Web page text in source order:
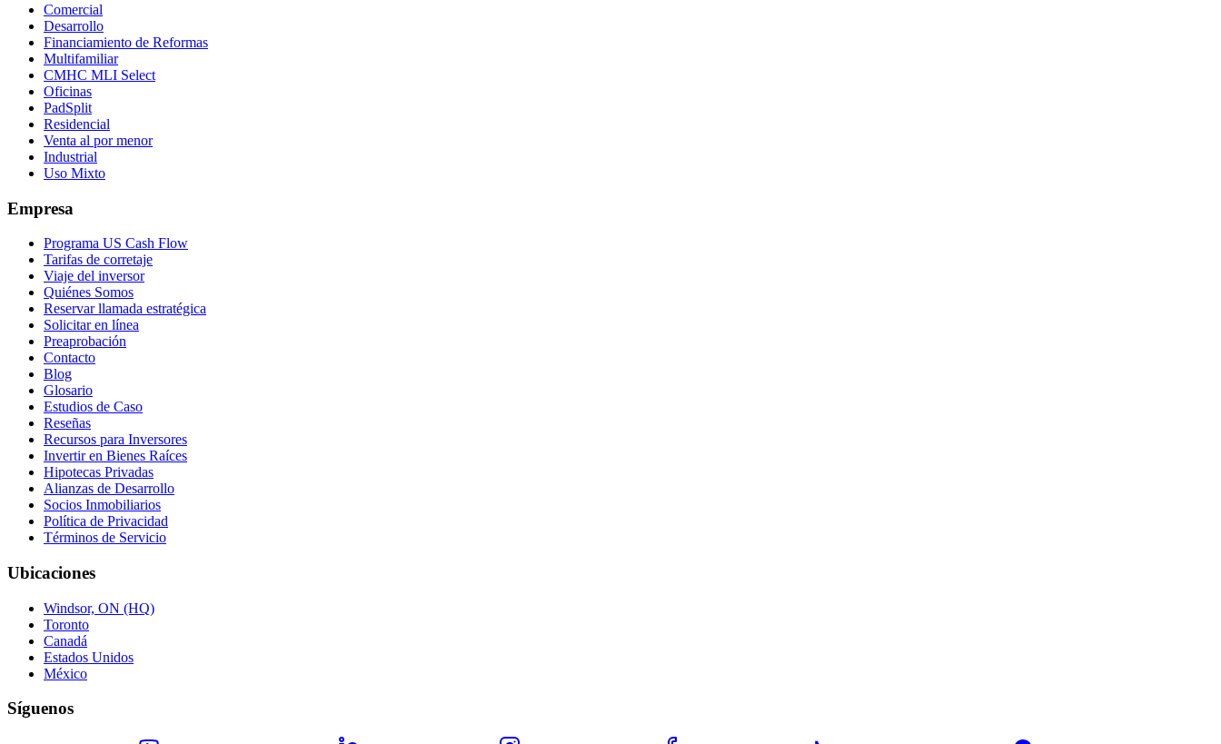
Comercial
Desarrollo
Financiamiento de Reformas
Multifamiliar
CMHC MLI Select
Oficinas
PadSplit
Residencial
Venta al por menor
Industrial
Uso Mixto
Empresa
Programa US Cash Flow
Tarifas de corretaje
Viaje del inversor
Quiénes Somos
Reservar llamada estratégica
Solicitar en línea
Preaprobación
Contacto
Blog
Glosario
Estudios de Caso
Reseñas
Recursos para Inversores
Invertir en Bienes Raíces
Hipotecas Privadas
Alianzas de Desarrollo
Socios Inmobiliarios
Política de Privacidad
Términos de Servicio
Ubicaciones
Windsor, ON (HQ)
Toronto
Canadá
Estados Unidos
México
Síguenos